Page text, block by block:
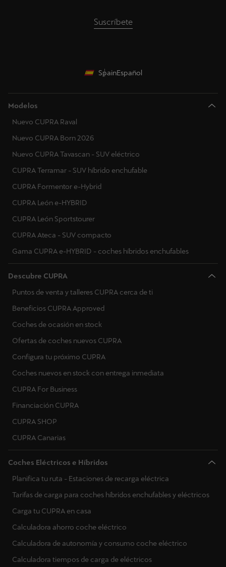
Suscríbete
SpainEspañol
Modelos
Nuevo CUPRA Raval
Nuevo CUPRA Born 2026
Nuevo CUPRA Tavascan - SUV eléctrico
CUPRA Terramar - SUV híbrido enchufable
CUPRA Formentor e-Hybrid
CUPRA León e-HYBRID
CUPRA León Sportstourer
CUPRA Ateca - SUV compacto
Gama CUPRA e-HYBRID - coches híbridos enchufables
Descubre CUPRA
Puntos de venta y talleres CUPRA cerca de ti
Beneficios CUPRA Approved
Coches de ocasión en stock
Ofertas de coches nuevos CUPRA
Configura tu próximo CUPRA
Coches nuevos en stock con entrega inmediata
CUPRA For Business
Financiación CUPRA
CUPRA SHOP
CUPRA Canarias
Coches Eléctricos e Híbridos
Planifica tu ruta - Estaciones de recarga eléctrica
Tarifas de carga para coches híbridos enchufables y eléctricos
Carga tu CUPRA en casa
Calculadora ahorro coche eléctrico
Calculadora de autonomía y consumo coche eléctrico
Calculadora tiempos de carga de eléctricos